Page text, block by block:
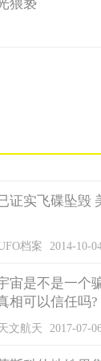
知。
的例证
在1万2千年前
杜立巴石碟的新
过地球的证据。
一支考古队在
在山洞中发现了
巴石碟。但那些
猥亵
证实飞碟坠毁
档案 2014-10-
宙是不是一个
相可以信任吗?
文航天 2017-07-